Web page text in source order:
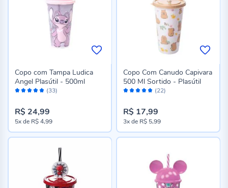
Avaliação: (33)
Copo com Tampa Ludica
Angel Plasútil - 500ml
R$ 24,99
5xde R$ 4,99
Avaliação: (22)
Copo Com Canudo Capivara
500 Ml Sortido - Plasútil
R$ 17,99
3xde R$ 5,99